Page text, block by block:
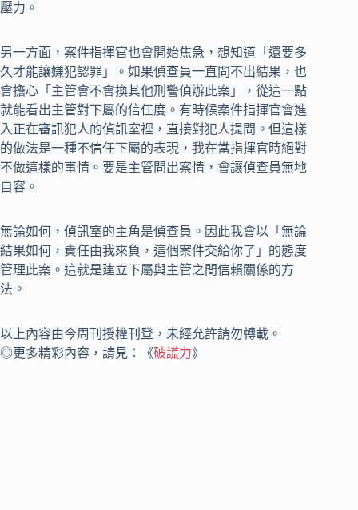
壓力。
另一方面，案件指揮官也會開始焦急，想知道「還要多
久才能讓嫌犯認罪」。如果偵查員一直問不出結果，也
會擔心「主管會不會換其他刑警偵辦此案」，從這一點
就能看出主管對下屬的信任度。有時候案件指揮官會進
入正在審訊犯人的偵訊室裡，直接對犯人提問。但這樣
的做法是一種不信任下屬的表現，我在當指揮官時絕對
不做這樣的事情。要是主管問出案情，會讓偵查員無地
自容。
無論如何，偵訊室的主角是偵查員。因此我會以「無論
結果如何，責任由我來負，這個案件交給你了」的態度
管理此案。這就是建立下屬與主管之間信賴關係的方
法。
以上內容由今周刊授權刊登，未經允許請勿轉載。
◎更多精彩內容，請見：《破謊力》